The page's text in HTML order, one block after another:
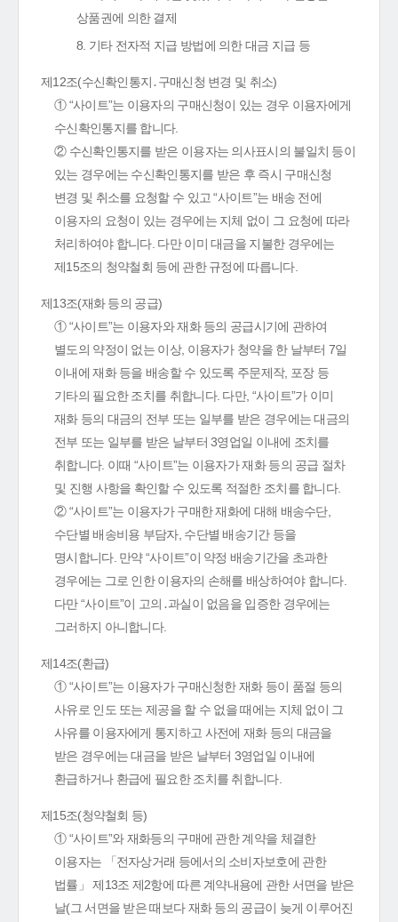
상품권에 의한 결제
8. 기타 전자적 지급 방법에 의한 대금 지급 등
제12조(수신확인통지․구매신청 변경 및 취소)
① “사이트”는 이용자의 구매신청이 있는 경우 이용자에게
수신확인통지를 합니다.
② 수신확인통지를 받은 이용자는 의사표시의 불일치 등이
있는 경우에는 수신확인통지를 받은 후 즉시 구매신청
변경 및 취소를 요청할 수 있고 “사이트”는 배송 전에
이용자의 요청이 있는 경우에는 지체 없이 그 요청에 따라
처리하여야 합니다. 다만 이미 대금을 지불한 경우에는
제15조의 청약철회 등에 관한 규정에 따릅니다.
제13조(재화 등의 공급)
① “사이트”는 이용자와 재화 등의 공급시기에 관하여
별도의 약정이 없는 이상, 이용자가 청약을 한 날부터 7일
이내에 재화 등을 배송할 수 있도록 주문제작, 포장 등
기타의 필요한 조치를 취합니다. 다만, “사이트”가 이미
재화 등의 대금의 전부 또는 일부를 받은 경우에는 대금의
전부 또는 일부를 받은 날부터 3영업일 이내에 조치를
취합니다. 이때 “사이트”는 이용자가 재화 등의 공급 절차
및 진행 사항을 확인할 수 있도록 적절한 조치를 합니다.
② “사이트”는 이용자가 구매한 재화에 대해 배송수단,
수단별 배송비용 부담자, 수단별 배송기간 등을
명시합니다. 만약 “사이트”이 약정 배송기간을 초과한
경우에는 그로 인한 이용자의 손해를 배상하여야 합니다.
다만 “사이트”이 고의․과실이 없음을 입증한 경우에는
그러하지 아니합니다.
제14조(환급)
① “사이트”는 이용자가 구매신청한 재화 등이 품절 등의
사유로 인도 또는 제공을 할 수 없을 때에는 지체 없이 그
사유를 이용자에게 통지하고 사전에 재화 등의 대금을
받은 경우에는 대금을 받은 날부터 3영업일 이내에
환급하거나 환급에 필요한 조치를 취합니다.
제15조(청약철회 등)
① “사이트”와 재화등의 구매에 관한 계약을 체결한
이용자는 「전자상거래 등에서의 소비자보호에 관한
법률」 제13조 제2항에 따른 계약내용에 관한 서면을 받은
날(그 서면을 받은 때보다 재화 등의 공급이 늦게 이루어진